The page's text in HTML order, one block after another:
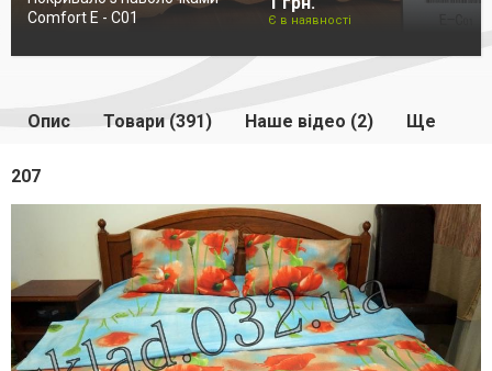
Comfort E - C01
Є в наявності
Опис Товари (391) Наше відео (2) Ще
207